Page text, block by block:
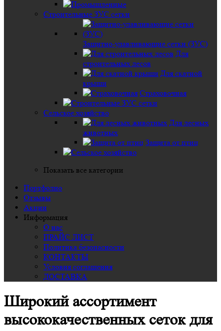
Строительные ЗУС сетки
Защитно-улавливающие сетки (ЗУС)
Для
строительных лесов
Для скатной
крыши
Страховочная
Сельское хозяйство
Для лесных
животных
Защита от птиц
Показать все категории
Портфолио
Отзывы
Акции
Информация
О нас
ПРАЙС ЛИСТ
Политика безопасности
КОНТАКТЫ
Условия соглашения
ДОСТАВКА
Широкий ассортимент
высококачественных сеток для